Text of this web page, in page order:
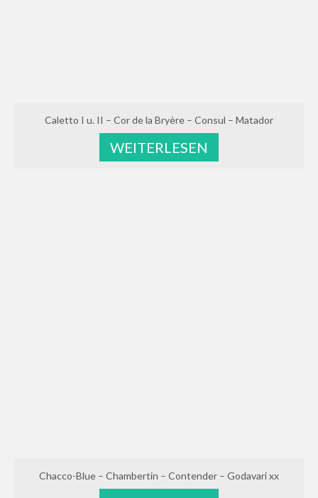
Caletto I u. II – Cor de la Bryère – Consul – Matador
WEITERLESEN
Chacco-Blue – Chambertin – Contender – Godavari xx